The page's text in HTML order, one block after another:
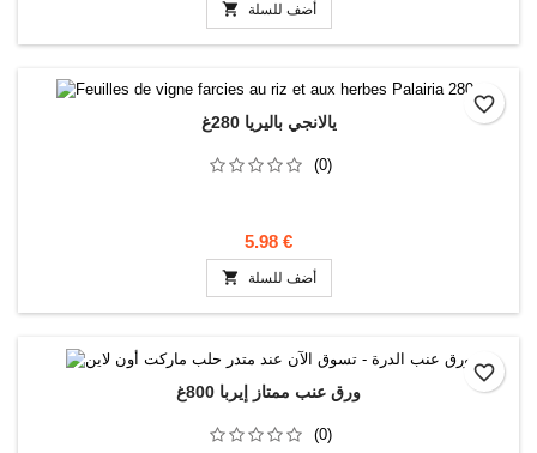
 أضف للسلة
يالانجي باليريا 280غ
(0)
5.98 €
 أضف للسلة
favorite_border
ورق عنب ممتاز إيربا 800غ
(0)
favorite_border